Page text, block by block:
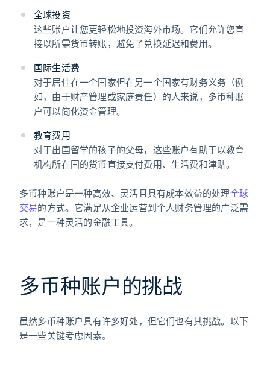
全球投资
这些账户让您更轻松地投资海外市场。它们允许您直
接以所需货币转账，避免了兑换延迟和费用。
国际生活费
对于居住在一个国家但在另一个国家有财务义务（例
如，由于财产管理或家庭责任）的人来说，多币种账
户可以简化资金管理。
教育费用
对于出国留学的孩子的父母，这些账户有助于以教育
机构所在国的货币直接支付费用、生活费和津贴。
多币种账户是一种高效、灵活且具有成本效益的处理全球
交易的方式。它满足从企业运营到个人财务管理的广泛需
求，是一种灵活的金融工具。
多币种账户的挑战
虽然多币种账户具有许多好处，但它们也有其挑战。以下
是一些关键考虑因素。